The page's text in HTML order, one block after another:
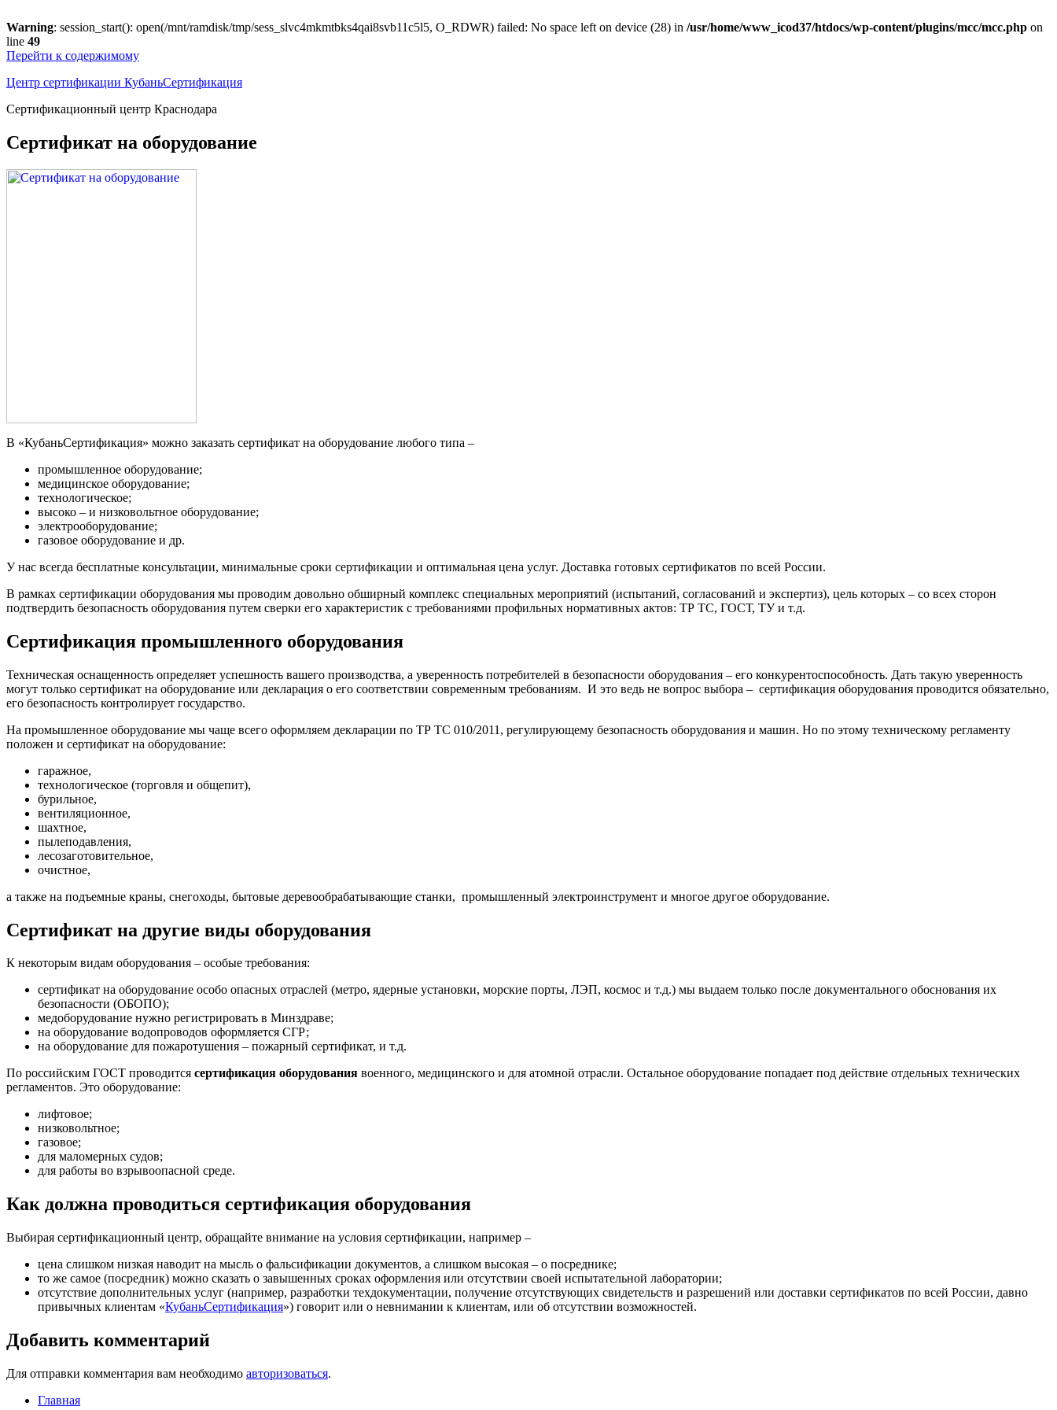
Warning: session_start(): open(/mnt/ramdisk/tmp/sess_slvc4mkmtbks4qai8svb11c5l5, O_RDWR) failed: No space left on device (28) in /usr/home/www_icod37/htdocs/wp-content/plugins/mcc/mcc.php on
line 49
Перейти к содержимому
Центр сертификации КубаньСертификация
Сертификационный центр Краснодара
Сертификат на оборудование
В «КубаньСертификация» можно заказать сертификат на оборудование любого типа –
промышленное оборудование;
медицинское оборудование;
технологическое;
высоко – и низковольтное оборудование;
электрооборудование;
газовое оборудование и др.
У нас всегда бесплатные консультации, минимальные сроки сертификации и оптимальная цена услуг. Доставка готовых сертификатов по всей России.
В рамках сертификации оборудования мы проводим довольно обширный комплекс специальных мероприятий (испытаний, согласований и экспертиз), цель которых – со всех сторон
подтвердить безопасность оборудования путем сверки его характеристик с требованиями профильных нормативных актов: ТР ТС, ГОСТ, ТУ и т.д.
Сертификация промышленного оборудования
Техническая оснащенность определяет успешность вашего производства, а уверенность потребителей в безопасности оборудования – его конкурентоспособность. Дать такую уверенность
могут только сертификат на оборудование или декларация о его соответствии современным требованиям. И это ведь не вопрос выбора – сертификация оборудования проводится обязательно,
его безопасность контролирует государство.
На промышленное оборудование мы чаще всего оформляем декларации по ТР ТС 010/2011, регулирующему безопасность оборудования и машин. Но по этому техническому регламенту
положен и сертификат на оборудование:
гаражное,
технологическое (торговля и общепит),
бурильное,
вентиляционное,
шахтное,
пылеподавления,
лесозаготовительное,
очистное,
а также на подъемные краны, снегоходы, бытовые деревообрабатывающие станки, промышленный электроинструмент и многое другое оборудование.
Сертификат на другие виды оборудования
К некоторым видам оборудования – особые требования:
сертификат на оборудование особо опасных отраслей (метро, ядерные установки, морские порты, ЛЭП, космос и т.д.) мы выдаем только после документального обоснования их
безопасности (ОБОПО);
медоборудование нужно регистрировать в Минздраве;
на оборудование водопроводов оформляется СГР;
на оборудование для пожаротушения – пожарный сертификат, и т.д.
По российским ГOCT проводится сертификация оборудования военного, медицинского и для атомной отрасли. Остальное оборудование попадает под действие отдельных технических
регламентов. Это оборудование:
лифтовое;
низковольтное;
газовое;
для маломерных судов;
для работы во взрывоопасной среде.
Как должна проводиться сертификация оборудования
Выбирая сертификационный центр, обращайте внимание на условия сертификации, например –
цена слишком низкая наводит на мысль о фальсификации документов, а слишком высокая – о посреднике;
то же самое (посредник) можно сказать о завышенных сроках оформления или отсутствии своей испытательной лаборатории;
отсутствие дополнительных услуг (например, разработки техдокументации, получение отсутствующих свидетельств и разрешений или доставки сертификатов по всей России, давно
привычных клиентам «КубаньСертификация») говорит или о невнимании к клиентам, или об отсутствии возможностей.
Добавить комментарий
Для отправки комментария вам необходимо авторизоваться.
Главная